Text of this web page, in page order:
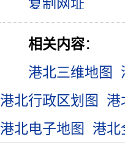
相关内容：
港北三维地图
港北行政区划图
港
港北电子地图
港北